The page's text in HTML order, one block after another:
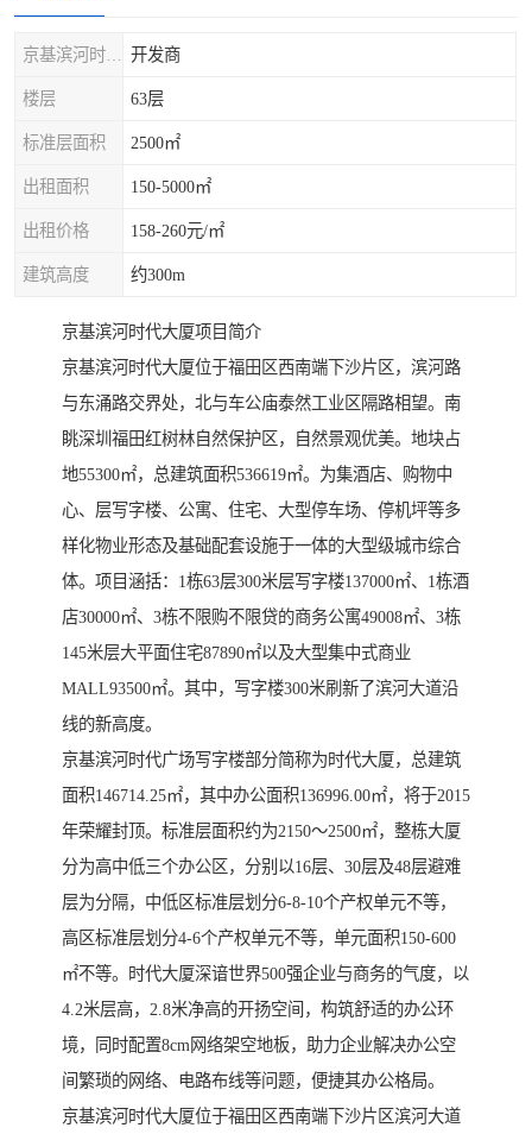
开发商
楼层 63层
标准层面积 2500㎡
出租面积 150-5000㎡
出租价格 158-260元/㎡
建筑高度 约300m
京基滨河时代大厦项目简介
京基滨河时代大厦位于福田区西南端下沙片区，滨河路
与东涌路交界处，北与车公庙泰然工业区隔路相望。南
眺深圳福田红树林自然保护区，自然景观优美。地块占
地55300㎡，总建筑面积536619㎡。为集酒店、购物中
心、层写字楼、公寓、住宅、大型停车场、停机坪等多
样化物业形态及基础配套设施于一体的大型级城市综合
体。项目涵括：1栋63层300米层写字楼137000㎡、1栋酒
店30000㎡、3栋不限购不限贷的商务公寓49008㎡、3栋
145米层大平面住宅87890㎡以及大型集中式商业
MALL93500㎡。其中，写字楼300米刷新了滨河大道沿
线的新高度。
京基滨河时代广场写字楼部分简称为时代大厦，总建筑
面积146714.25㎡，其中办公面积136996.00㎡，将于2015
年荣耀封顶。标准层面积约为2150～2500㎡，整栋大厦
分为高中低三个办公区，分别以16层、30层及48层避难
层为分隔，中低区标准层划分6-8-10个产权单元不等，
高区标准层划分4-6个产权单元不等，单元面积150-600
㎡不等。时代大厦深谙世界500强企业与商务的气度，以
4.2米层高，2.8米净高的开扬空间，构筑舒适的办公环
境，同时配置8cm网络架空地板，助力企业解决办公空
间繁琐的网络、电路布线等问题，便捷其办公格局。
京基滨河时代大厦位于福田区西南端下沙片区滨河大道
光明区
龙华观澜